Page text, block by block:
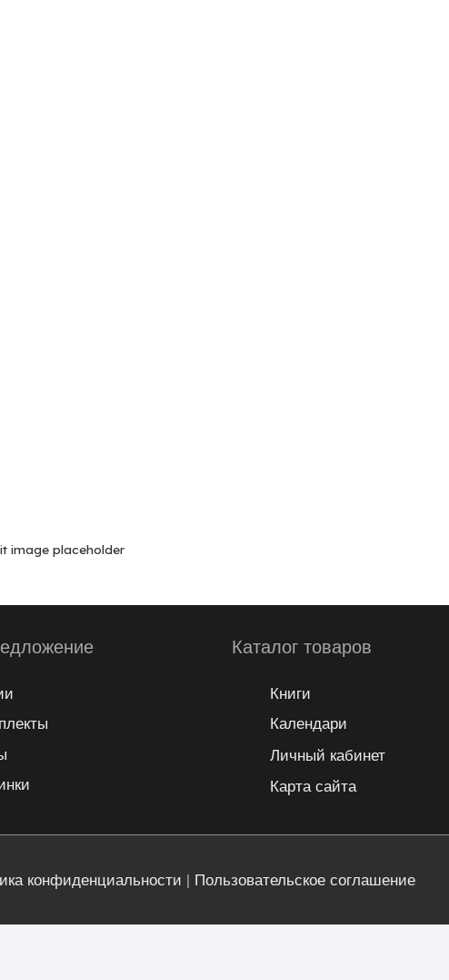
image placeholder
Каталог товаров
Книги
Календари
Личный кабинет
Карта сайта
конфиденциальности | Пользовательское соглашение